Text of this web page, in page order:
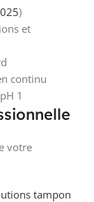
)
et
continu
1
votre
tampon